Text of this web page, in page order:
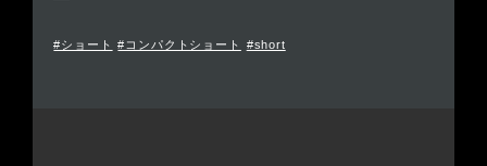
#ショート #コンパクトショート #short